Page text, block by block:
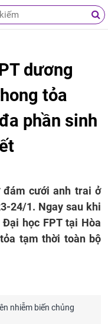
dương
tỏa
phần sinh
đám cưới anh trai ở
24/1. Ngay sau khi
học FPT tại Hòa
tạm thời toàn bộ
nhiễm biến chủng